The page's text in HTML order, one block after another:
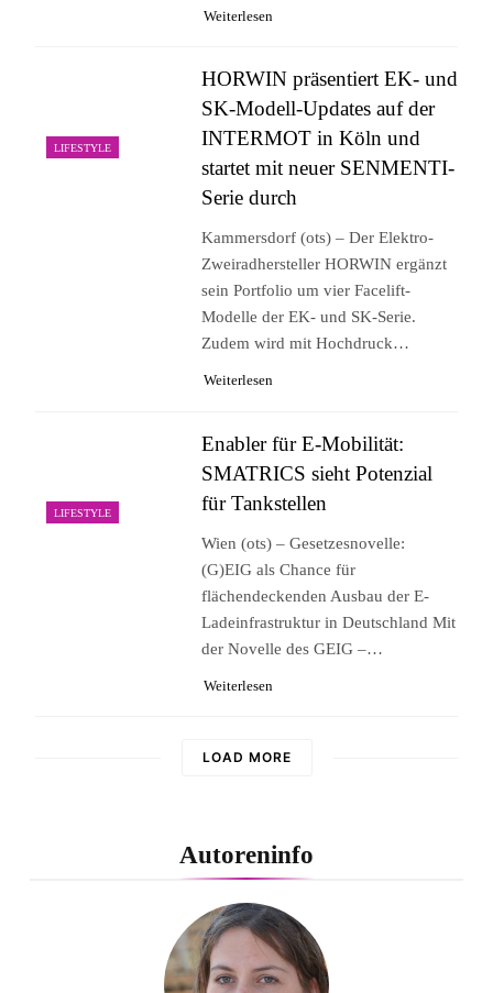
Weiterlesen
LIFESTYLE
HORWIN präsentiert EK- und
SK-Modell-Updates auf der
INTERMOT in Köln und
startet mit neuer SENMENTI-
Serie durch
Kammersdorf (ots) – Der Elektro-
Zweiradhersteller HORWIN ergänzt
sein Portfolio um vier Facelift-
Modelle der EK- und SK-Serie.
Zudem wird mit Hochdruck…
Weiterlesen
LIFESTYLE
Enabler für E-Mobilität:
SMATRICS sieht Potenzial
für Tankstellen
Wien (ots) – Gesetzesnovelle:
(G)EIG als Chance für
flächendeckenden Ausbau der E-
Ladeinfrastruktur in Deutschland Mit
der Novelle des GEIG –…
Weiterlesen
LOAD MORE
Autoreninfo